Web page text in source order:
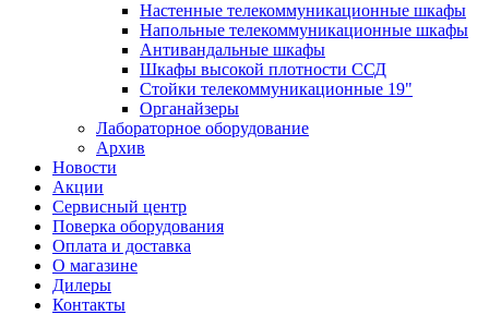
Настенные телекоммуникационные шкафы
Напольные телекоммуникационные шкафы
Антивандальные шкафы
Шкафы высокой плотности ССД
Стойки телекоммуникационные 19"
Органайзеры
Лабораторное оборудование
Архив
Новости
Акции
Сервисный центр
Поверка оборудования
Оплата и доставка
О магазине
Дилеры
Контакты